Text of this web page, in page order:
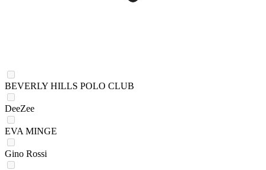
BEVERLY HILLS POLO CLUB
DeeZee
EVA MINGE
Gino Rossi